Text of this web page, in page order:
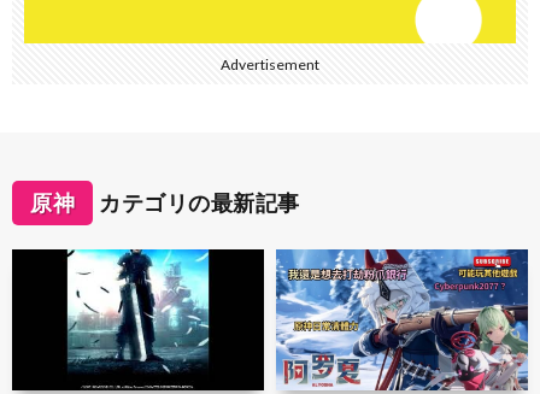
Advertisement
原神 カテゴリの最新記事